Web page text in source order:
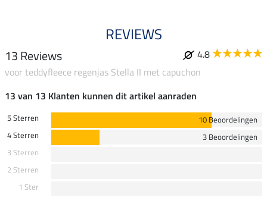
REVIEWS
13 Reviews
4.8
voor teddyfleece regenjas Stella II met capuchon
13 van 13 Klanten kunnen dit artikel aanraden
5 Sterren
10 Beoordelingen
4 Sterren
3 Beoordelingen
3 Sterren
2 Sterren
1 Ster